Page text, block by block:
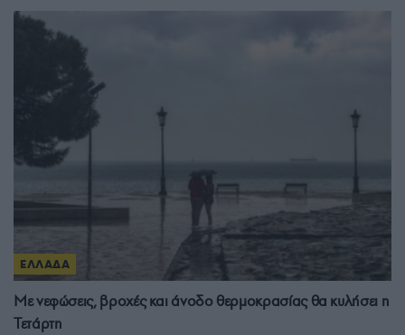
ΕΛΛΑΔΑ
Με νεφώσεις, βροχές και άνοδο θερμοκρασίας θα κυλήσει η
Τετάρτη